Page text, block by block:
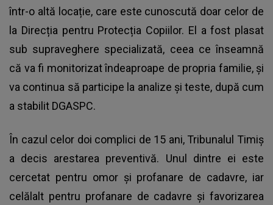
într-o altă locație, care este cunoscută doar celor de
la Direcția pentru Protecția Copiilor. El a fost plasat
sub supraveghere specializată, ceea ce înseamnă
că va fi monitorizat îndeaproape de propria familie, și
va continua să participe la analize și teste, după cum
a stabilit DGASPC.
În cazul celor doi complici de 15 ani, Tribunalul Timiș
a decis arestarea preventivă. Unul dintre ei este
cercetat pentru omor și profanare de cadavre, iar
celălalt pentru profanare de cadavre și favorizarea